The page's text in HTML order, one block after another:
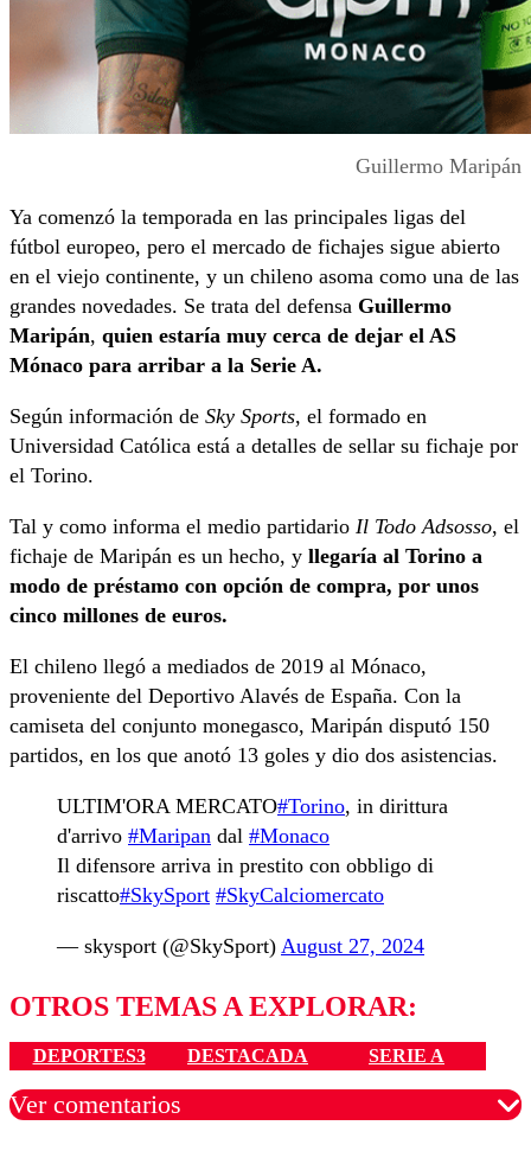
Guillermo Maripán
Ya comenzó la temporada en las principales ligas del
fútbol europeo, pero el mercado de fichajes sigue abierto
en el viejo continente, y un chileno asoma como una de las
grandes novedades. Se trata del defensa Guillermo
Maripán, quien estaría muy cerca de dejar el AS
Mónaco para arribar a la Serie A.
Según información de Sky Sports, el formado en
Universidad Católica está a detalles de sellar su fichaje por
el Torino.
Tal y como informa el medio partidario Il Todo Adsosso, el
fichaje de Maripán es un hecho, y llegaría al Torino a
modo de préstamo con opción de compra, por unos
cinco millones de euros.
El chileno llegó a mediados de 2019 al Mónaco,
proveniente del Deportivo Alavés de España. Con la
camiseta del conjunto monegasco, Maripán disputó 150
partidos, en los que anotó 13 goles y dio dos asistencias.
ULTIM'ORA MERCATO#Torino, in dirittura
d'arrivo #Maripan dal #Monaco
Il difensore arriva in prestito con obbligo di
riscatto#SkySport #SkyCalciomercato
— skysport (@SkySport) August 27, 2024
OTROS TEMAS A EXPLORAR:
DEPORTES3 DESTACADA SERIE A
Ver comentarios